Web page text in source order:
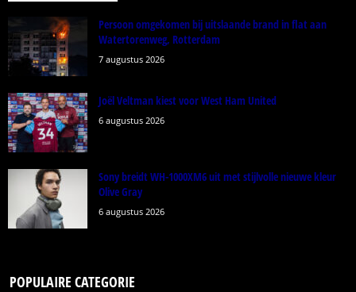
Persoon omgekomen bij uitslaande brand in flat aan
Watertorenweg, Rotterdam
7 augustus 2026
Joël Veltman kiest voor West Ham United
6 augustus 2026
Sony breidt WH-1000XM6 uit met stijlvolle nieuwe kleur
Olive Gray
6 augustus 2026
POPULAIRE CATEGORIE